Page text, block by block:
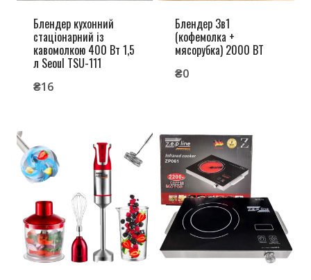
Блендер кухонний
стаціонарний із
кавомолкою 400 Вт 1,5
л Seoul TSU-111
₴16
Блендер 3в1
(кофемолка +
мясорубка) 2000 ВТ
₴0